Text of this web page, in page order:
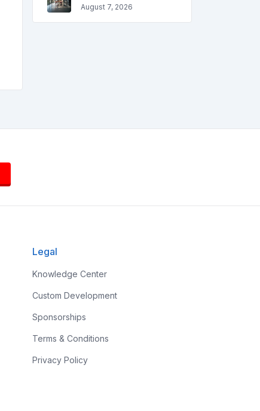
August 7, 2026
Legal
Knowledge Center
Custom Development
Sponsorships
Terms & Conditions
Privacy Policy